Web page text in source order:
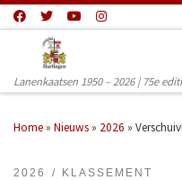
Ga naar inhoud
Lanenkaatsen 1950 – 2026 | 75e
Home » Nieuws » 2026 »
2026 KLASSEMENT